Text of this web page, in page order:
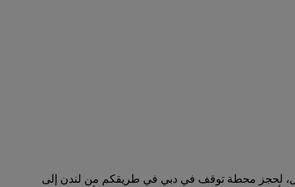
لحجز محطة توقف في دبي في طريقكم من لندن إلى